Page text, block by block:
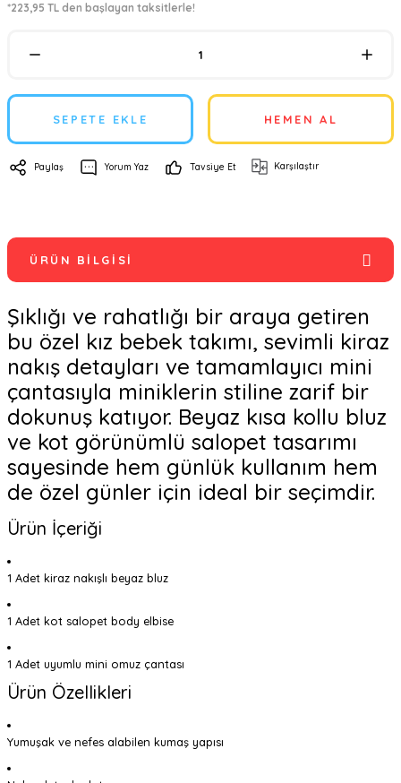
*223,95 TL den başlayan taksitlerle!
SEPETE EKLE HEMEN AL
Paylaş Yorum Yaz Tavsiye Et Karşılaştır
ÜRÜN BILGISI
Şıklığı ve rahatlığı bir araya getiren
bu özel kız bebek takımı, sevimli kiraz
nakış detayları ve tamamlayıcı mini
çantasıyla miniklerin stiline zarif bir
dokunuş katıyor. Beyaz kısa kollu bluz
ve kot görünümlü salopet tasarımı
sayesinde hem günlük kullanım hem
de özel günler için ideal bir seçimdir.
Ürün İçeriği
1 Adet kiraz nakışlı beyaz bluz
1 Adet kot salopet body elbise
1 Adet uyumlu mini omuz çantası
Ürün Özellikleri
Yumuşak ve nefes alabilen kumaş yapısı